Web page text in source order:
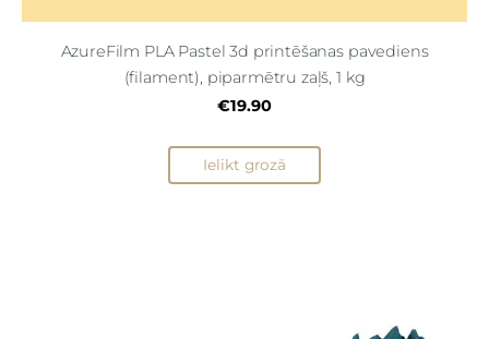
AzureFilm PLA Pastel 3d printēšanas pavediens
(filament), piparmētru zaļš, 1 kg
€19.90
Ielikt grozā